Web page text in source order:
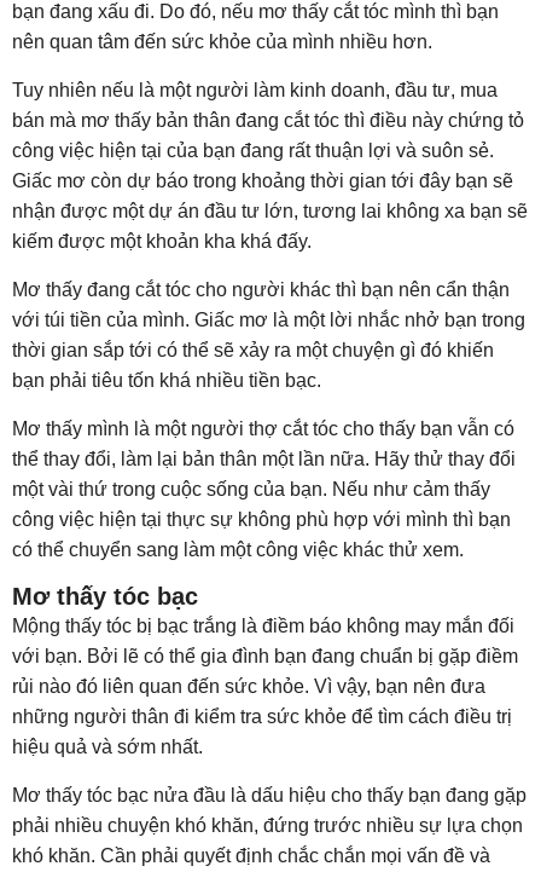
bạn đang xấu đi. Do đó, nếu mơ thấy cắt tóc mình thì bạn
nên quan tâm đến sức khỏe của mình nhiều hơn.
Tuy nhiên nếu là một người làm kinh doanh, đầu tư, mua
bán mà mơ thấy bản thân đang cắt tóc thì điều này chứng tỏ
công việc hiện tại của bạn đang rất thuận lợi và suôn sẻ.
Giấc mơ còn dự báo trong khoảng thời gian tới đây bạn sẽ
nhận được một dự án đầu tư lớn, tương lai không xa bạn sẽ
kiếm được một khoản kha khá đấy.
Mơ thấy đang cắt tóc cho người khác thì bạn nên cẩn thận
với túi tiền của mình. Giấc mơ là một lời nhắc nhở bạn trong
thời gian sắp tới có thể sẽ xảy ra một chuyện gì đó khiến
bạn phải tiêu tốn khá nhiều tiền bạc.
Mơ thấy mình là một người thợ cắt tóc cho thấy bạn vẫn có
thể thay đổi, làm lại bản thân một lần nữa. Hãy thử thay đổi
một vài thứ trong cuộc sống của bạn. Nếu như cảm thấy
công việc hiện tại thực sự không phù hợp với mình thì bạn
có thể chuyển sang làm một công việc khác thử xem.
Mơ thấy tóc bạc
Mộng thấy tóc bị bạc trắng là điềm báo không may mắn đối
với bạn. Bởi lẽ có thể gia đình bạn đang chuẩn bị gặp điềm
rủi nào đó liên quan đến sức khỏe. Vì vậy, bạn nên đưa
những người thân đi kiểm tra sức khỏe để tìm cách điều trị
hiệu quả và sớm nhất.
Mơ thấy tóc bạc nửa đầu là dấu hiệu cho thấy bạn đang gặp
phải nhiều chuyện khó khăn, đứng trước nhiều sự lựa chọn
khó khăn. Cần phải quyết định chắc chắn mọi vấn đề và